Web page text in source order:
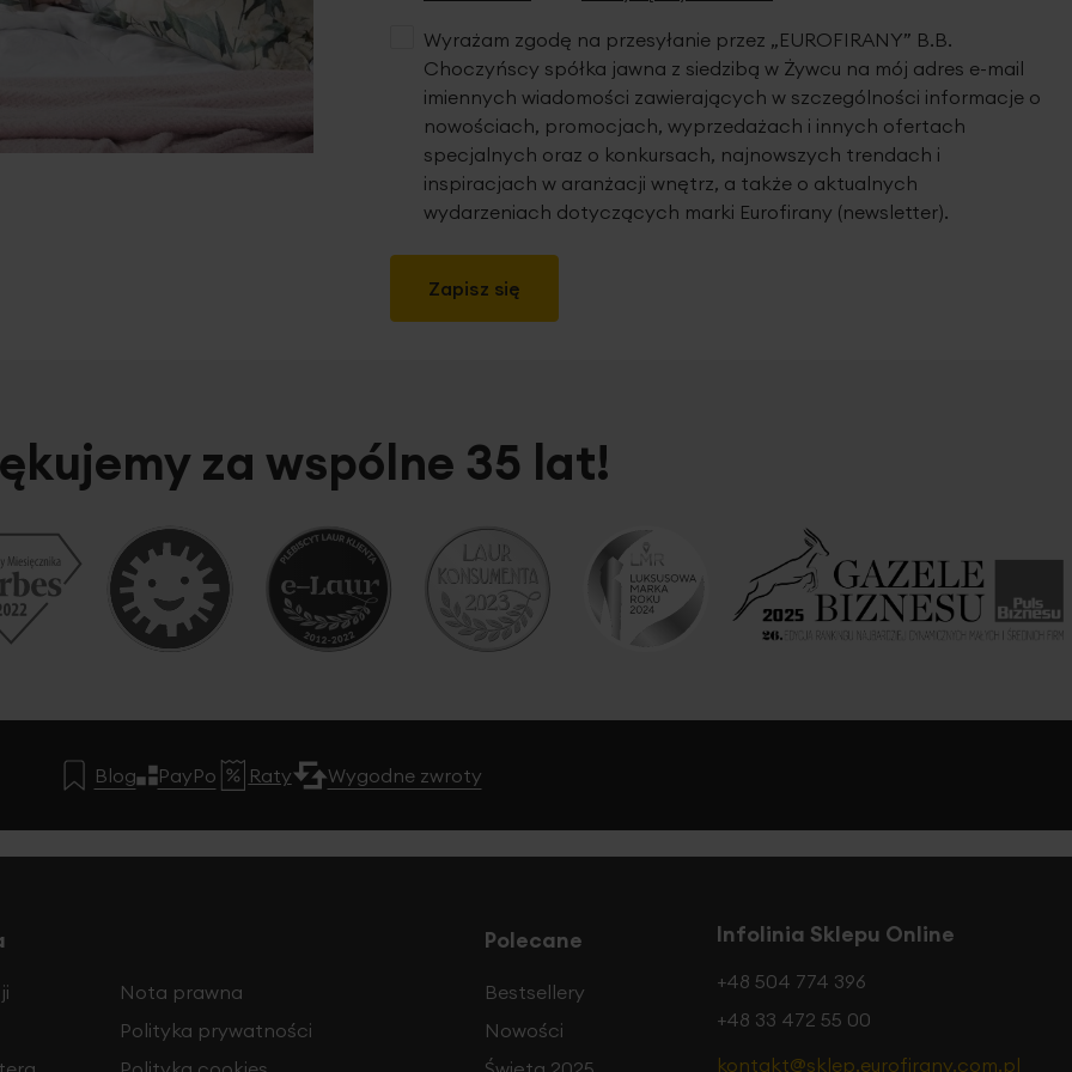
Zapisz się
Wyrażam zgodę na przesyłanie przez „EUROFIRANY” B.B.
Choczyńscy spółka jawna z siedzibą w Żywcu na mój adres e-mail
imiennych wiadomości zawierających w szczególności informacje o
nowościach, promocjach, wyprzedażach i innych ofertach
specjalnych oraz o konkursach, najnowszych trendach i
inspiracjach w aranżacji wnętrz, a także o aktualnych
wydarzeniach dotyczących marki Eurofirany (newsletter).
za wspólne 35 lat!
Blog PayPo Raty Wygodne zwroty
Nota prawna
Polityka prywatności
Polecane
Bestsellery
Nowości
Infolinia Sklepu Online
+48 504 774 396
+48 33 472 55 00
kontakt@sklep.eurofirany.com.pl